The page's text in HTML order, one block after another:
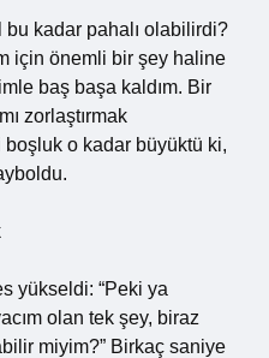
bu kadar pahalı olabilirdi?
için önemli bir şey haline
baş başa kaldım. Bir
zorlaştırmak
o kadar büyüktü ki,
yükseldi: “Peki ya
olan tek şey, biraz
miyim?” Birkaç saniye